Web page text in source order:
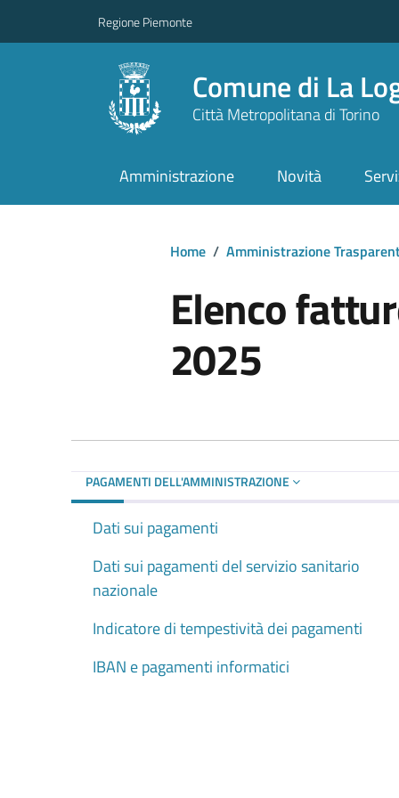
Regione Piemonte
Comune di La
Città Metropolitana di Torino
Amministrazione Novità
Home / Amministrazione
Elenco
2025
PAGAMENTI DELL'AMMINISTRAZIONE
Dati sui pagamenti
Dati sui pagamenti del servizio sanitario
nazionale
Indicatore di tempestività dei pagamenti
IBAN e pagamenti informatici